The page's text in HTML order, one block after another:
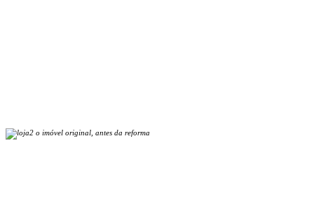
o imóvel original, antes da reforma